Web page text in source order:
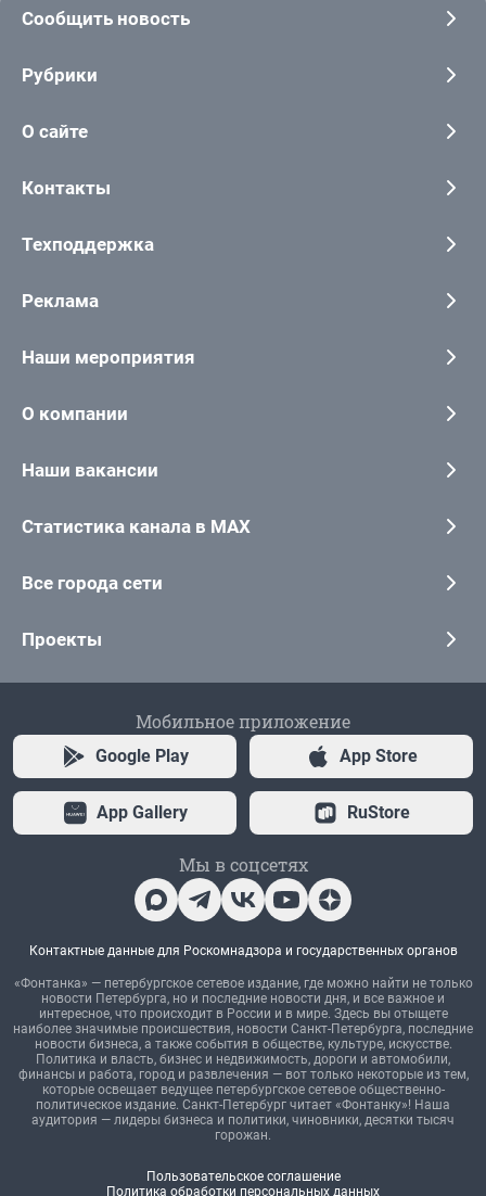
Сообщить новость
Рубрики
О сайте
Контакты
Техподдержка
Реклама
Наши мероприятия
О компании
Наши вакансии
Статистика канала в MAX
Все города сети
Проекты
Мобильное приложение
Google Play App Store
App Gallery RuStore
Мы в соцсетях
Контактные данные для Роскомнадзора и государственных органов
«Фонтанка» — петербургское сетевое издание, где можно найти не только
новости Петербурга, но и последние новости дня, и все важное и
интересное, что происходит в России и в мире. Здесь вы отыщете
наиболее значимые происшествия, новости Санкт-Петербурга, последние
новости бизнеса, а также события в обществе, культуре, искусстве.
Политика и власть, бизнес и недвижимость, дороги и автомобили,
финансы и работа, город и развлечения — вот только некоторые из тем,
которые освещает ведущее петербургское сетевое общественно-
политическое издание. Санкт-Петербург читает «Фонтанку»! Наша
аудитория — лидеры бизнеса и политики, чиновники, десятки тысяч
горожан.
Пользовательское соглашение
Политика обработки персональных данных